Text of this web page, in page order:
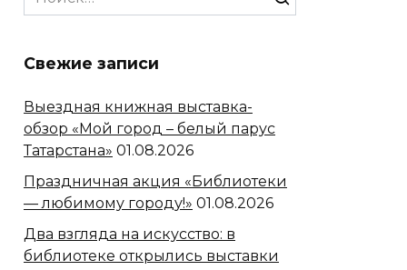
for:
Свежие записи
Выездная книжная выставка-
обзор «Мой город – белый парус
Татарстана» 01.08.2026
Праздничная акция «Библиотеки
— любимому городу!» 01.08.2026
Два взгляда на искусство: в
библиотеке открылись выставки